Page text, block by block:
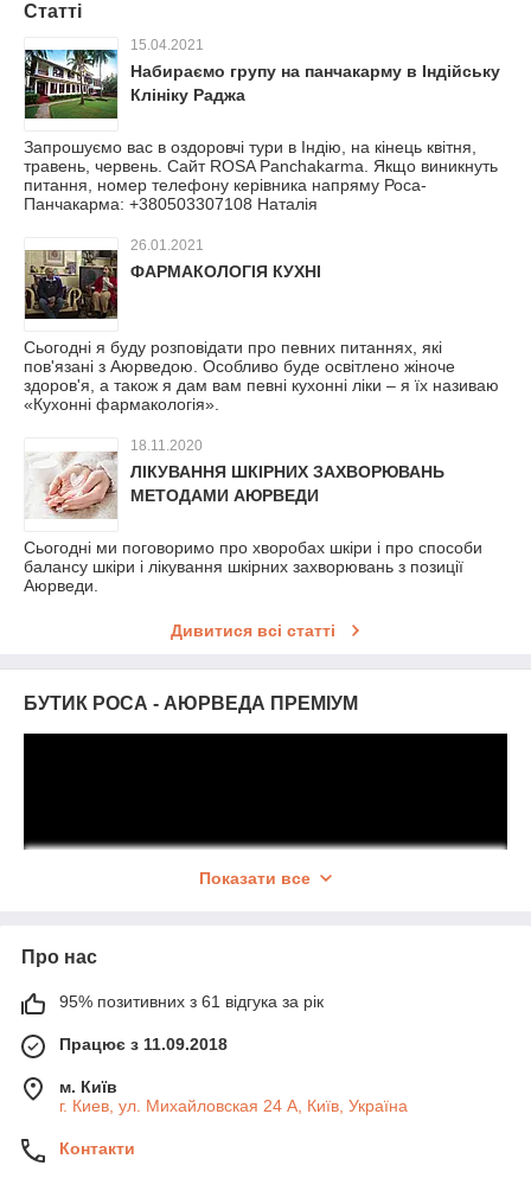
Статті
15.04.2021
Набираємо групу на панчакарму в Індійську
Клініку Раджа
Запрошуємо вас в оздоровчі тури в Індію, на кінець квітня,
травень, червень. Сайт ROSA Panchakarma. Якщо виникнуть
питання, номер телефону керівника напряму Роса-
Панчакарма: +380503307108 Наталія
26.01.2021
ФАРМАКОЛОГІЯ КУХНІ
Сьогодні я буду розповідати про певних питаннях, які
пов'язані з Аюрведою. Особливо буде освітлено жіноче
здоров'я, а також я дам вам певні кухонні ліки – я їх називаю
«Кухонні фармакологія».
18.11.2020
ЛІКУВАННЯ ШКІРНИХ ЗАХВОРЮВАНЬ
МЕТОДАМИ АЮРВЕДИ
Сьогодні ми поговоримо про хворобах шкіри і про способи
балансу шкіри і лікування шкірних захворювань з позиції
Аюрведи.
Дивитися всі статті
БУТИК РОСА - АЮРВЕДА ПРЕМІУМ
У нас найширший вибір в Україні. Понад 2000 препаратів для
Зараз сайт знаходиться в режимі наповнення товарами.
У нас Ви можете придбати найрізноманітніші аюрведичні
кошти, фітопрепарати, масла, спеції, пахощі, косметику,
розширюється - стежте за оновленнями. Здоров'я Вам і
Показати все
Про нас
95% позитивних з 61 відгука за рік
Працює з 11.09.2018
м. Київ
г. Киев, ул. Михайловская 24 А, Київ, Україна
Контакти